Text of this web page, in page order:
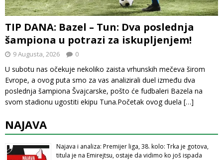
TIP DANA: Bazel – Tun: Dva poslednja
šampiona u potrazi za iskupljenjem!
9 Augusta, 2026 0
U subotu nas očekuje nekoliko zaista vrhunskih mečeva širom
Evrope, a ovog puta smo za vas analizirali duel između dva
poslednja šampiona Švajcarske, pošto će fudbaleri Bazela na
svom stadionu ugostiti ekipu Tuna.Početak ovog duela […]
NAJAVA
Najava i analiza: Premijer liga, 38. kolo: Trka je gotova,
titula je na Emirejtsu, ostaje da vidimo ko još ispada